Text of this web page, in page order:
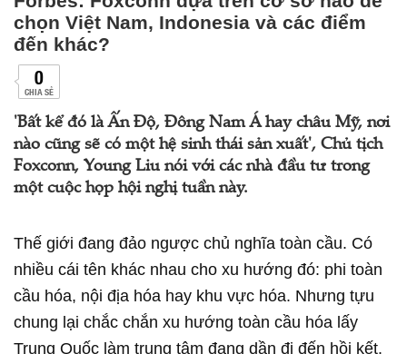
chọn Việt Nam, Indonesia và các điểm
đến khác?
0
CHIA SẺ
'Bất kể đó là Ấn Độ, Đông Nam Á hay châu Mỹ, nơi
nào cũng sẽ có một hệ sinh thái sản xuất', Chủ tịch
Foxconn, Young Liu nói với các nhà đầu tư trong
một cuộc họp hội nghị tuần này.
Thế giới đang đảo ngược chủ nghĩa toàn cầu. Có
nhiều cái tên khác nhau cho xu hướng đó: phi toàn
cầu hóa, nội địa hóa hay khu vực hóa. Nhưng tựu
chung lại chắc chắn xu hướng toàn cầu hóa lấy
Trung Quốc làm trung tâm đang dần đi đến hồi kết.